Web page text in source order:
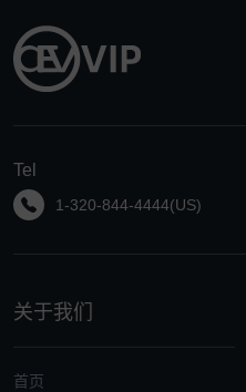
Tel
1-320-844-4444(US)
关于我们
首页